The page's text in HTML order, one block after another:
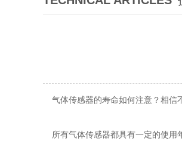
气体传感器的寿命如何注意？相信
所有气体传感器都具有一定的使用